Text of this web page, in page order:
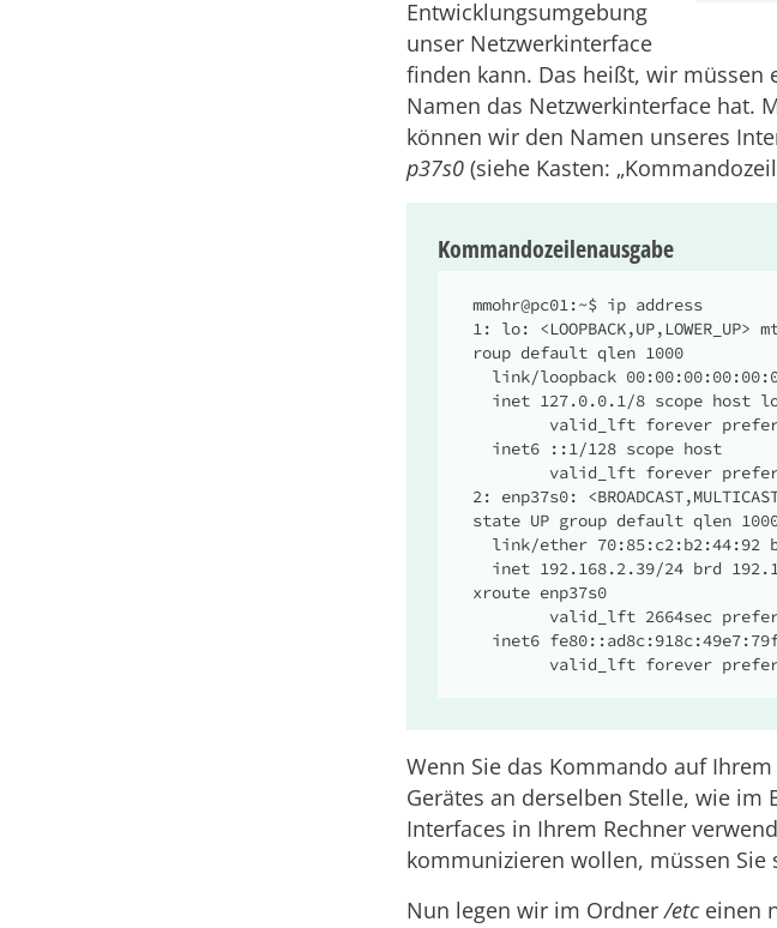
Entwicklungsumgebung
unser Netzwerkinterface
finden kann. Das heißt, wir
Namen das Netzwerkinterface hat.
können wir den Namen unseres
p37s0 (siehe Kasten:
Kommandozeilenausgabe
mmohr@pc01:~$ ip address
1: lo:
roup default qlen 1000
2: enp37s0:
state UP group default qlen
xroute enp37s0
valid_lft forever
Wenn Sie das Kommando auf
Gerätes an derselben Stelle, wie im
Interfaces in Ihrem Rechner
kommunizieren wollen, müssen
Nun legen wir im Ordner/etceinen